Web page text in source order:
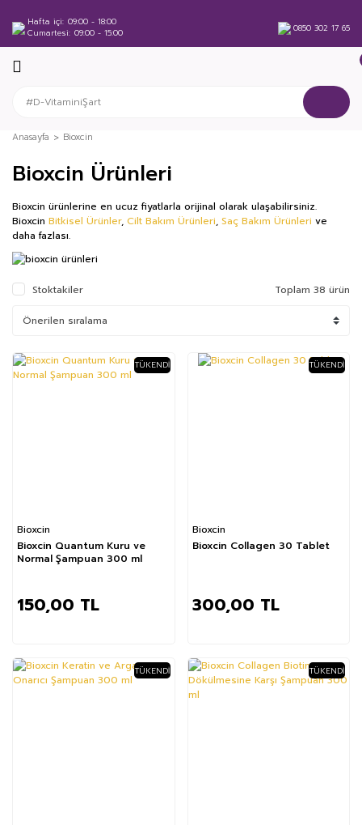
Hafta içi 09:00 - 18:00
Cumartesi 09:00 - 15:00 0850 302 17 65
Anasayfa Bioxcin
Bioxcin Ürünleri
Bioxcin ürünlerine en ucuz fiyatlarla orijinal olarak ulaşabilirsiniz.
Bioxcin Bitkisel Ürünler, Cilt Bakım Ürünleri, Saç Bakım Ürünleri ve
daha fazlası.
Stoktakiler Toplam 38 ürün
TÜKENDI
Bioxcin
Bioxcin Quantum Kuru ve
Normal Şampuan 300 ml
150,00 TL
TÜKENDI
Bioxcin
Bioxcin Collagen 30 Tablet
300,00 TL
TÜKENDI TÜKENDI